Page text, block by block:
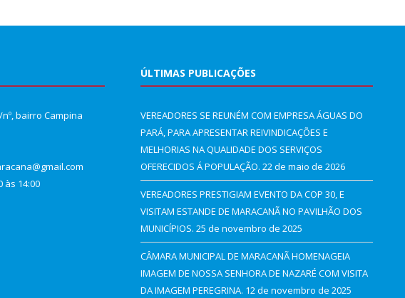
bairro Campina
às 14:00
ÚLTIMAS PUBLICAÇÕES
VEREADORES SE REUNÉM COM EMPRESA ÁGUAS DO
PARÁ, PARA APRESENTAR REIVINDICAÇÕES E
MELHORIAS NA QUALIDADE DOS SERVIÇOS
OFERECIDOS Á POPULAÇÃO. 22 de maio de 2026
VEREADORES PRESTIGIAM EVENTO DA COP 30, E
VISITAM ESTANDE DE MARACANÃ NO PAVILHÃO DOS
MUNICÍPIOS. 25 de novembro de 2025
CÂMARA MUNICIPAL DE MARACANÃ HOMENAGEIA
IMAGEM DE NOSSA SENHORA DE NAZARÉ COM VISITA
DA IMAGEM PEREGRINA. 12 de novembro de 2025